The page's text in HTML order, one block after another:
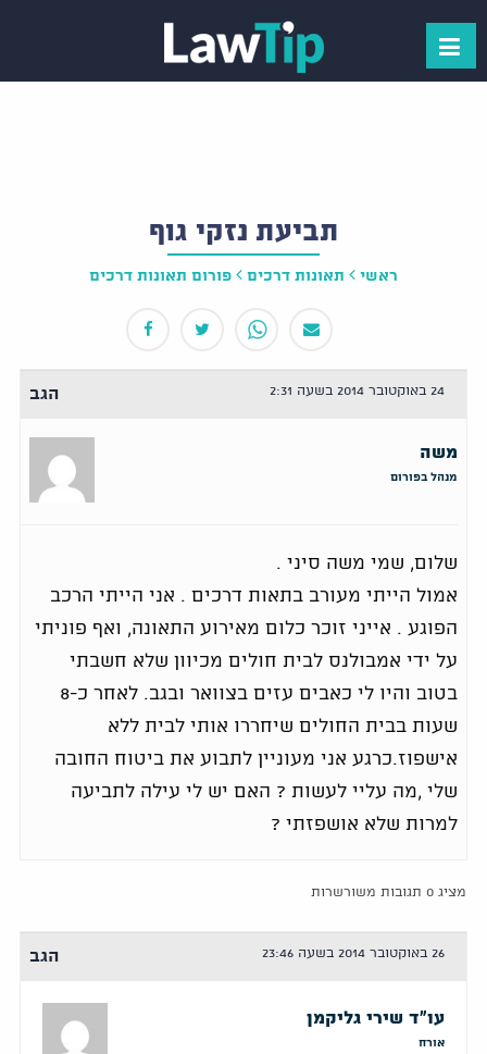
תביעת נזקי גוף
ראשי תאונות דרכים פורום תאונות דרכים
24 באוקטובר 2014 בשעה 2:31 הגב
משה
מנהל בפורום
שלום, שמי משה סיני .
אמול הייתי מעורב בתאות דרכים . אני הייתי הרכב
הפוגע . אייני זוכר כלום מאירוע התאונה, ואף פוניתי
על ידי אמבולנס לבית חולים מכיוון שלא חשבתי
בטוב והיו לי כאבים עזים בצוואר ובגב. לאחר כ-8
שעות בבית החולים שיחררו אותי לבית ללא
אישפוז.כרגע אני מעוניין לתבוע את ביטוח החובה
שלי ,מה עליי לעשות ? האם יש לי עילה לתביעה
למרות שלא אושפזתי ?
מציג 0 תגובות משורשרות
26 באוקטובר 2014 בשעה 23:46 הגב
עו"ד שירי גליקמן
אורח